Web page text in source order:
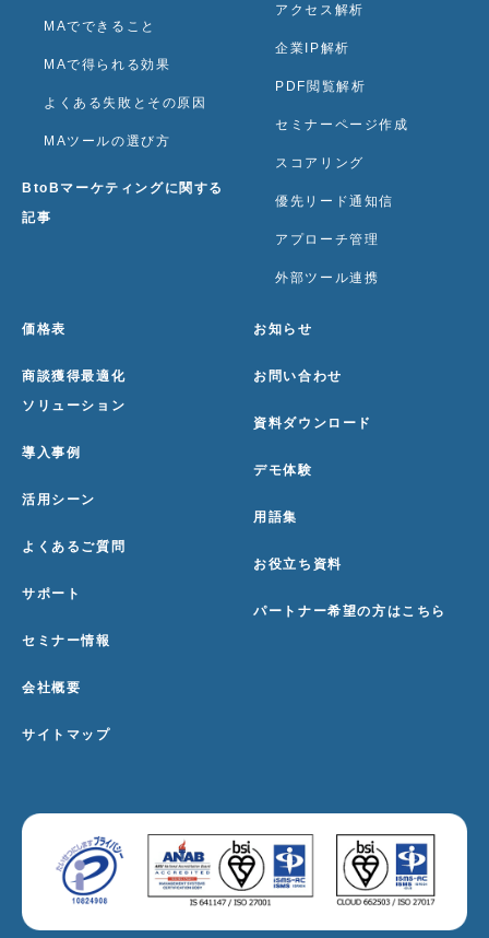
MAでできること
MAで得られる効果
よくある失敗とその原因
MAツールの選び方
BtoBマーケティングに関する
記事
アクセス解析
企業IP解析
PDF閲覧解析
セミナーページ作成
スコアリング
優先リード通知信
アプローチ管理
外部ツール連携
価格表
商談獲得最適化
ソリューション
導入事例
活用シーン
よくあるご質問
サポート
セミナー情報
会社概要
サイトマップ
お知らせ
お問い合わせ
資料ダウンロード
デモ体験
用語集
お役立ち資料
パートナー希望の方はこちら